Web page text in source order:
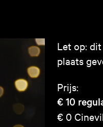
Let op:
plaats
Prijs:
€ 10
€ 0